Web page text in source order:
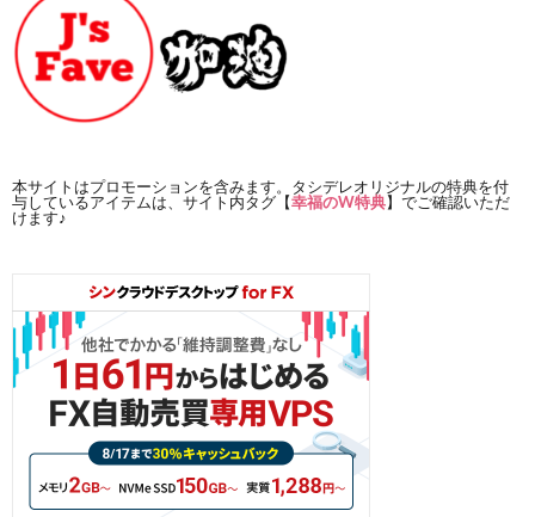
本サイトはプロモーションを含みます。タシデレオリジナルの特典を付
与しているアイテムは、サイト内タグ【幸福のW特典】でご確認いただ
けます♪